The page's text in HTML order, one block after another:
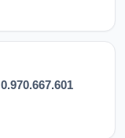
0.970.667.601